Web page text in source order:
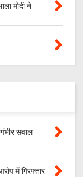
मोदी ने
सवाल
में गिरफ्तार